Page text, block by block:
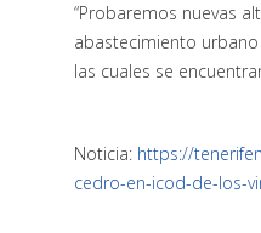
“Probaremos nuevas
abastecimiento
las cuales se
Noticia: https://
cedro-en-icod-de-los-